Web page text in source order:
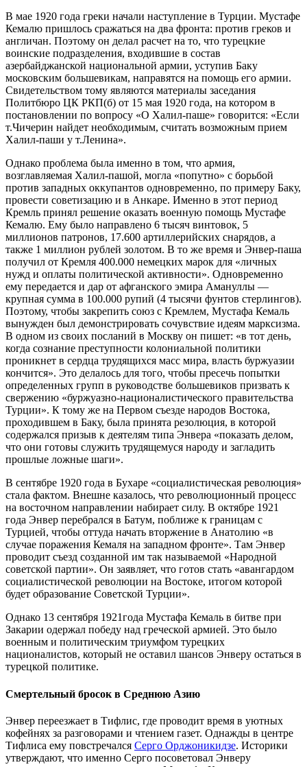
В мае 1920 года греки начали наступление в Турции. Мустафе
Кемалю пришлось сражаться на два фронта: против греков и
англичан. Поэтому он делал расчет на то, что турецкие
воинские подразделения, входившие в состав
азербайджанской национальной армии, уступив Баку
московским большевикам, направятся на помощь его армии.
Свидетельством тому являются материалы заседания
Политбюро ЦК РКП(б) от 15 мая 1920 года, на котором в
постановлении по вопросу «О Халил-паше» говорится: «Если
т.Чичерин найдет необходимым, считать возможным прием
Халил-паши у т.Ленина».
Однако проблема была именно в том, что армия,
возглавляемая Халил-пашой, могла «попутно» с борьбой
против западных оккупантов одновременно, по примеру Баку,
провести советизацию и в Анкаре. Именно в этот период
Кремль принял решение оказать военную помощь Мустафе
Кемалю. Ему было направлено 6 тысяч винтовок, 5
миллионов патронов, 17.600 артиллерийских снарядов, а
также 1 миллион рублей золотом. В то же время и Энвер-паша
получил от Кремля 400.000 немецких марок для «личных
нужд и оплаты политической активности». Одновременно
ему передается и дар от афганского эмира Амануллы —
крупная сумма в 100.000 рупий (4 тысячи фунтов стерлингов).
Поэтому, чтобы закрепить союз с Кремлем, Мустафа Кемаль
вынужден был демонстрировать сочувствие идеям марксизма.
В одном из своих посланий в Москву он пишет: «в тот день,
когда сознание преступности колониальной политики
проникнет в сердца трудящихся масс мира, власть буржуазии
кончится». Это делалось для того, чтобы пресечь попытки
определенных групп в руководстве большевиков призвать к
свержению «буржуазно-националистического правительства
Турции». К тому же на Первом съезде народов Востока,
проходившем в Баку, была принята резолюция, в которой
содержался призыв к деятелям типа Энвера «показать делом,
что они готовы служить трудящемуся народу и загладить
прошлые ложные шаги».
В сентябре 1920 года в Бухаре «социалистическая революция»
стала фактом. Внешне казалось, что революционный процесс
на восточном направлении набирает силу. В октябре 1921
года Энвер перебрался в Батум, поближе к границам с
Турцией, чтобы оттуда начать вторжение в Анатолию «в
случае поражения Кемаля на западном фронте». Там Энвер
проводит съезд созданной им так называемой «Народной
советской партии». Он заявляет, что готов стать «авангардом
социалистической революции на Востоке, итогом которой
будет образование Советской Турции».
Однако 13 сентября 1921года Мустафа Кемаль в битве при
Закарии одержал победу над греческой армией. Это было
военным и политическим триумфом турецких
националистов, который не оставил шансов Энверу остаться в
турецкой политике.
Смертельный бросок в Среднюю Азию
Энвер переезжает в Тифлис, где проводит время в уютных
кофейнях за разговорами и чтением газет. Однажды в центре
Тифлиса ему повстречался Серго Орджоникидзе. Историки
утверждают, что именно Серго посоветовал Энверу